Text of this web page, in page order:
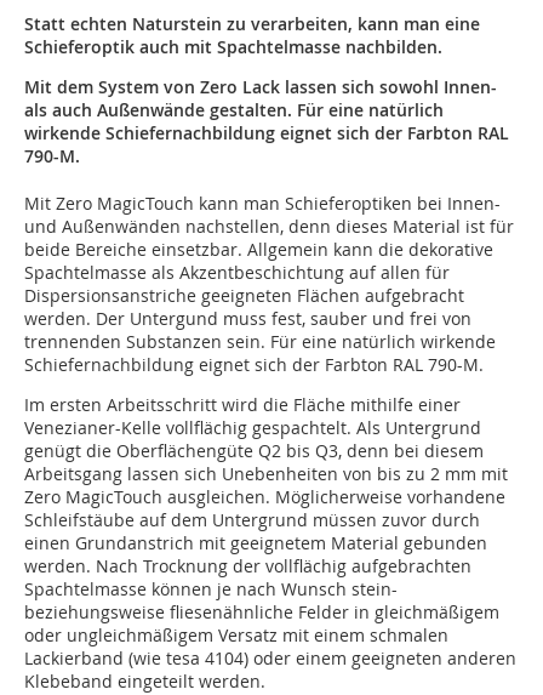
Statt echten Naturstein zu verarbeiten, kann man eine
Schieferoptik auch mit Spachtelmasse nachbilden.
Mit dem System von Zero Lack lassen sich sowohl Innen-
als auch Außenwände gestalten. Für eine natürlich
wirkende Schiefernachbildung eignet sich der Farbton RAL
790-M.
Mit Zero MagicTouch kann man Schieferoptiken bei Innen-
und Außenwänden nachstellen, denn dieses Material ist für
beide Bereiche einsetzbar. Allgemein kann die dekorative
Spachtelmasse als Akzentbeschichtung auf allen für
Dispersionsanstriche geeigneten Flächen aufgebracht
werden. Der Untergund muss fest, sauber und frei von
trennenden Substanzen sein. Für eine natürlich wirkende
Schiefernachbildung eignet sich der Farbton RAL 790-M.
Im ersten Arbeitsschritt wird die Fläche mithilfe einer
Venezianer-Kelle vollflächig gespachtelt. Als Untergrund
genügt die Oberflächengüte Q2 bis Q3, denn bei diesem
Arbeitsgang lassen sich Unebenheiten von bis zu 2 mm mit
Zero MagicTouch ausgleichen. Möglicherweise vorhandene
Schleifstäube auf dem Untergrund müssen zuvor durch
einen Grundanstrich mit geeignetem Material gebunden
werden. Nach Trocknung der vollflächig aufgebrachten
Spachtelmasse können je nach Wunsch stein-
beziehungsweise fliesenähnliche Felder in gleichmäßigem
oder ungleichmäßigem Versatz mit einem schmalen
Lackierband (wie tesa 4104) oder einem geeigneten anderen
Klebeband eingeteilt werden.